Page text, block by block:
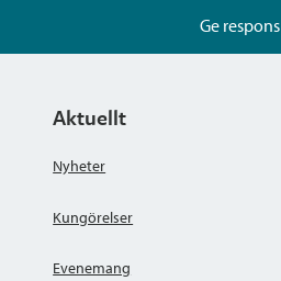
Ge respons
Aktuellt
Nyheter
Kungörelser
Evenemang